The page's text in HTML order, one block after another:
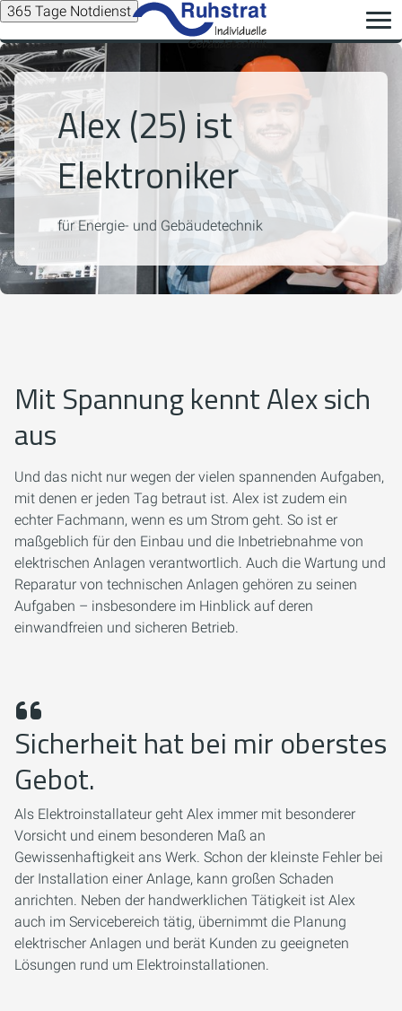
365 Tage Notdienst
Alex (25) ist
Elektroniker
für Energie- und Gebäudetechnik
Mit Spannung kennt Alex sich
aus
Und das nicht nur wegen der vielen spannenden Aufgaben,
mit denen er jeden Tag betraut ist. Alex ist zudem ein
echter Fachmann, wenn es um Strom geht. So ist er
maßgeblich für den Einbau und die Inbetriebnahme von
elektrischen Anlagen verantwortlich. Auch die Wartung und
Reparatur von technischen Anlagen gehören zu seinen
Aufgaben – insbesondere im Hinblick auf deren
einwandfreien und sicheren Betrieb.
Sicherheit hat bei mir oberstes
Gebot.
Als Elektroinstallateur geht Alex immer mit besonderer
Vorsicht und einem besonderen Maß an
Gewissenhaftigkeit ans Werk. Schon der kleinste Fehler bei
der Installation einer Anlage, kann großen Schaden
anrichten. Neben der handwerklichen Tätigkeit ist Alex
auch im Servicebereich tätig, übernimmt die Planung
elektrischer Anlagen und berät Kunden zu geeigneten
Lösungen rund um Elektroinstallationen.